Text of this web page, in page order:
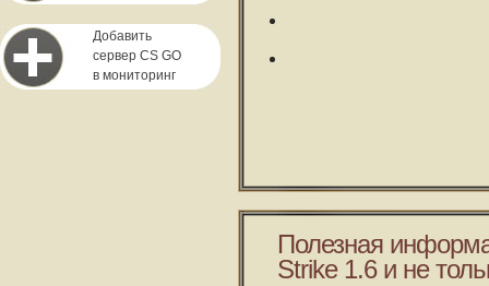
Добавить
сервер CS GO
в мониторинг
Полезная
Strike 1.6 и не